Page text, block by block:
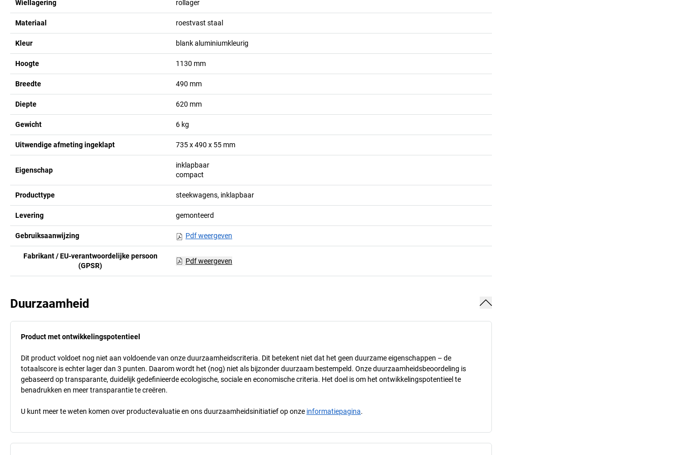
Wiellagering rollager
Materiaal roestvast staal
Kleur blank aluminiumkleurig
Hoogte 1130 mm
Breedte 490 mm
Diepte 620 mm
Gewicht 6 kg
Uitwendige afmeting ingeklapt 735 x 490 x 55 mm
Eigenschap
inklapbaar
compact
Producttype steekwagens, inklapbaar
Levering gemonteerd
Gebruiksaanwijzing Pdf weergeven
Fabrikant / EU-verantwoordelijke persoon
(GPSR)
Pdf weergeven
Duurzaamheid
Product met ontwikkelingspotentieel
Dit product voldoet nog niet aan voldoende van onze duurzaamheidscriteria. Dit betekent niet dat het geen duurzame eigenschappen – de
totaalscore is echter lager dan 3 punten. Daarom wordt het (nog) niet als bijzonder duurzaam bestempeld. Onze duurzaamheidsbeoordeling is
gebaseerd op transparante, duidelijk gedefinieerde ecologische, sociale en economische criteria. Het doel is om het ontwikkelingspotentieel te
benadrukken en meer transparantie te creëren.
U kunt meer te weten komen over productevaluatie en ons duurzaamheidsinitiatief op onze informatiepagina.